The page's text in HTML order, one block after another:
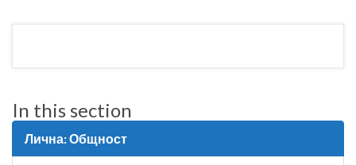
In this section
Лична: Общност